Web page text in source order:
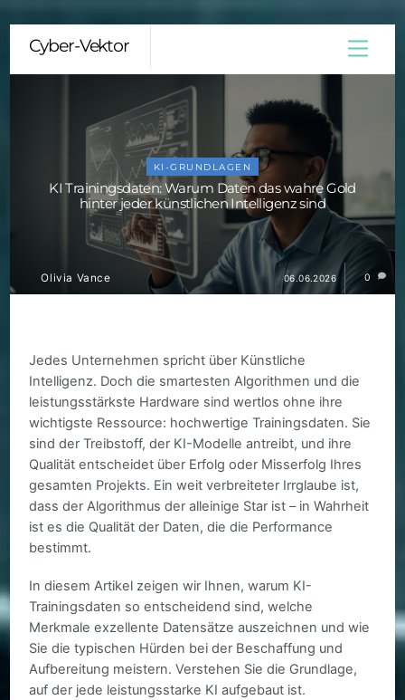
content
Menu
Cyber-Vektor
06.06.2026
KI Trainingsdaten: Warum Daten das wahre Gold
hinter jeder künstlichen Intelligenz sind
Olivia Vance
KI-GRUNDLAGEN
0
Jedes Unternehmen spricht über Künstliche
Intelligenz. Doch die smartesten Algorithmen und die
leistungsstärkste Hardware sind wertlos ohne ihre
wichtigste Ressource: hochwertige Trainingsdaten. Sie
sind der Treibstoff, der KI-Modelle antreibt, und ihre
Qualität entscheidet über Erfolg oder Misserfolg Ihres
gesamten Projekts. Ein weit verbreiteter Irrglaube ist,
dass der Algorithmus der alleinige Star ist – in Wahrheit
ist es die Qualität der Daten, die die Performance
bestimmt.
In diesem Artikel zeigen wir Ihnen, warum KI-
Trainingsdaten so entscheidend sind, welche
Merkmale exzellente Datensätze auszeichnen und wie
Sie die typischen Hürden bei der Beschaffung und
Aufbereitung meistern. Verstehen Sie die Grundlage,
auf der jede leistungsstarke KI aufgebaut ist.